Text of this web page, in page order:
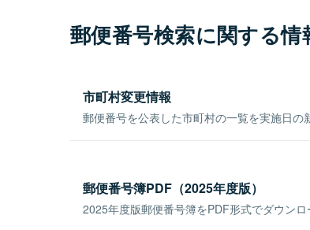
郵便番号検索に関する情
市町村変更情報
郵便番号を公表した市町村の一覧を実施日の
郵便番号簿PDF（2025年度版）
2025年度版郵便番号簿をPDF形式でダウンロ